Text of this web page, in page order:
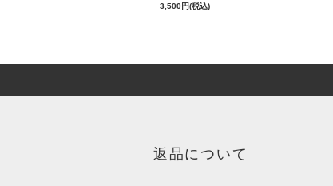
3,500円(税込)
返品について